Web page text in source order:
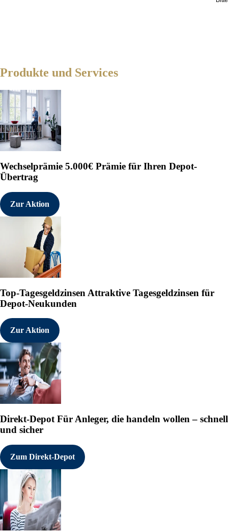
Produkte und Services
Wechselprämie 5.000€ Prämie für Ihren Depot-
Übertrag
Zur Aktion
Top-Tagesgeldzinsen Attraktive Tagesgeldzinsen für
Depot-Neukunden
Zur Aktion
Direkt-Depot Für Anleger, die handeln wollen – schnell
und sicher
Zum Direkt-Depot